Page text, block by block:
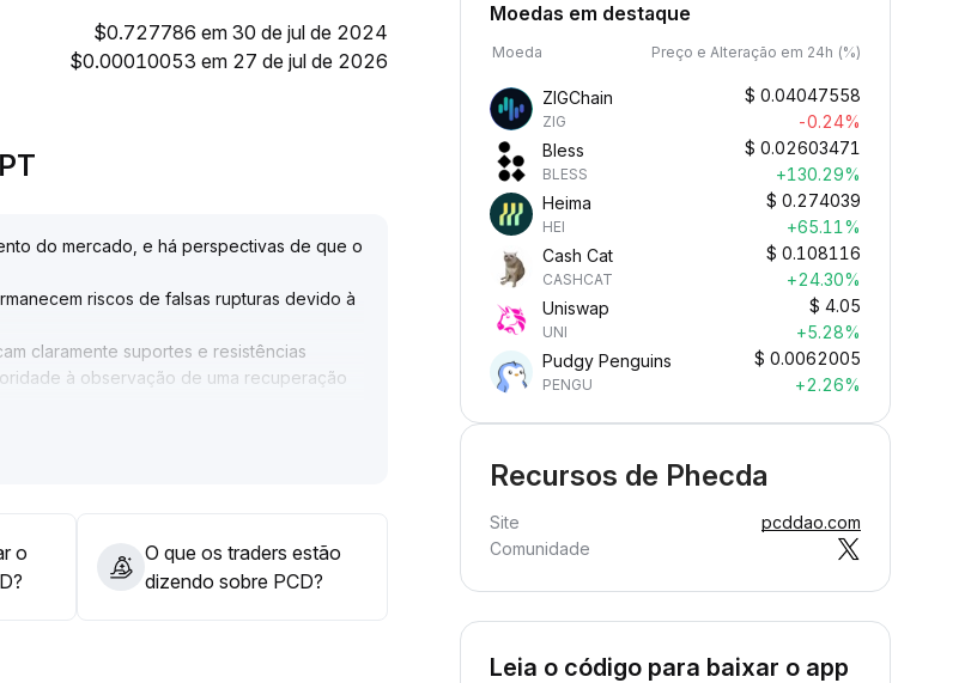
$0.727786 em 30 de jul de 2024
$0.00010053 em 27 de jul de 2026
do mercado, e há perspectivas de que o
riscos de falsas rupturas devido à
claramente suportes e resistências
à observação de uma recuperação
de aumento de volume antes de
aconselhável manter postura de espera e
o
O que os traders estão
dizendo sobre PCD?
Moedas em destaque
Moeda Preço e Alteração em 24h (%)
ZIGChain
ZIG
$ 0.04047558
-0.24%
Bless
BLESS
$ 0.02603471
+130.29%
Heima
HEI
$ 0.274039
+65.11%
Cash Cat
CASHCAT
$ 0.108116
+24.30%
Uniswap
UNI
$ 4.05
+5.28%
Pudgy Penguins
PENGU
$ 0.0062005
+2.26%
Recursos de Phecda
Site
pcddao.com
Comunidade
Leia o código para baixar o app